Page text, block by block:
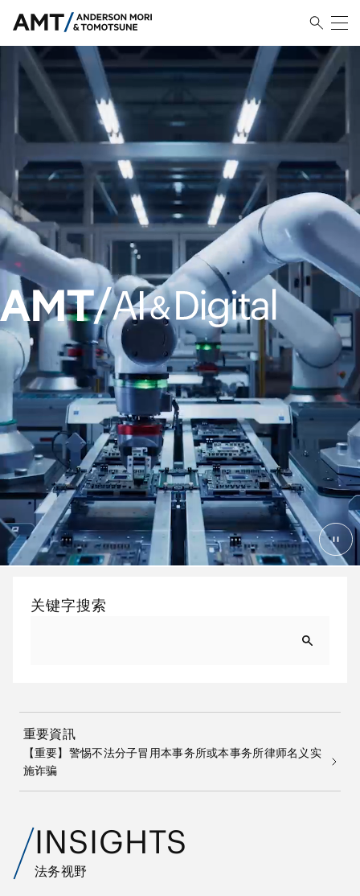
关键字搜索
重要資訊
【重要】警惕不法分子冒用本事务所或本事务所律师名义实
施诈骗
INSIGHTS
法务视野